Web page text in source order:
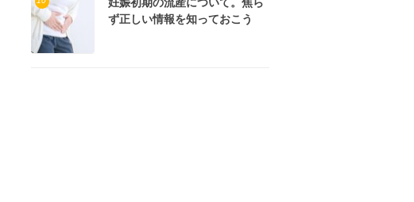
ず正しい情報を知っておこう